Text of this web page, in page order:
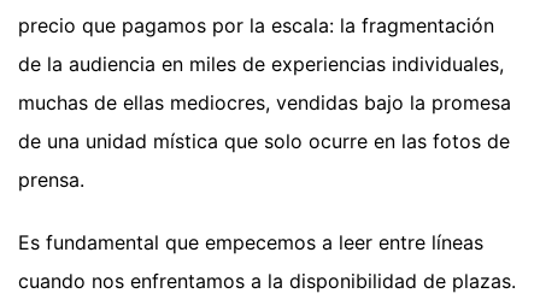
precio que pagamos por la escala: la fragmentación
de la audiencia en miles de experiencias individuales,
muchas de ellas mediocres, vendidas bajo la promesa
de una unidad mística que solo ocurre en las fotos de
prensa.
Es fundamental que empecemos a leer entre líneas
cuando nos enfrentamos a la disponibilidad de plazas.